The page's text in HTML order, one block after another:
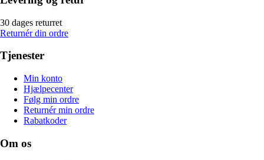
30 dages returret
Returnér din ordre
Tjenester
Min konto
Hjælpecenter
Følg min ordre
Returnér min ordre
Rabatkoder
Om os